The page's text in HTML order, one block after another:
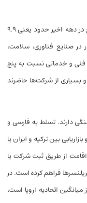
نرخ بیکاری ترکیه در ۲۰۲۶ در پایین‌ترین سطح در دهه اخیر حدود یعنی ۹.۹
صنایع فناوری، سلامت،
و خدماتی نسبت به پنج
یافته و بسیاری از شرکت‌ها حاضرند
دارند. تسلط به فارسی و
بین ترکیه و ایران یا
از طریق ثبت شرکت یا
فراهم کرده است. در
میانگین اتحادیه اروپا است،